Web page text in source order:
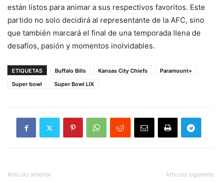
están listos para animar a sus respectivos favoritos. Este
partido no solo decidirá al representante de la AFC, sino
que también marcará el final de una temporada llena de
desafíos, pasión y momentos inolvidables.
ETIQUETAS Buffalo Bills Kansas City Chiefs
Paramount+
Super bowl
Super Bowl LIX
Artículo anterior Artículo siguiente